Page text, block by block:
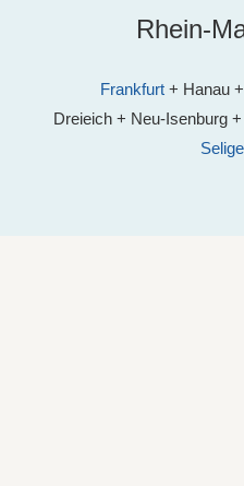
Rhein-
Frankfurt+ Hanau
Dreieich + Neu-Isenburg